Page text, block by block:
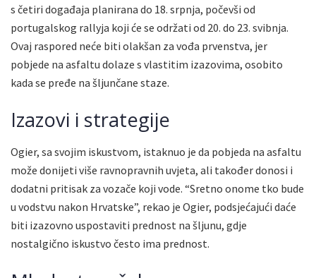
s četiri događaja planirana do 18. srpnja, počevši od
portugalskog rallyja koji će se održati od 20. do 23. svibnja.
Ovaj raspored neće biti olakšan za vođa prvenstva, jer
pobjede na asfaltu dolaze s vlastitim izazovima, osobito
kada se pređe na šljunčane staze.
Izazovi i strategije
Ogier, sa svojim iskustvom, istaknuo je da pobjeda na asfaltu
može donijeti više ravnopravnih uvjeta, ali također donosi i
dodatni pritisak za vozače koji vode. “Sretno onome tko bude
u vodstvu nakon Hrvatske”, rekao je Ogier, podsjećajući daće
biti izazovno uspostaviti prednost na šljunu, gdje
nostalgično iskustvo često ima prednost.